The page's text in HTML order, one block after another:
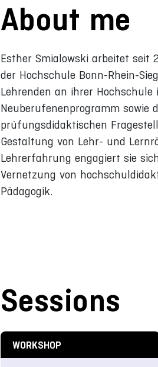
About me
Esther Smialowski arbeitet seit
der Hochschule Bonn-Rhein-
Lehrenden an ihrer
Neuberufenenprogramm
prüfungsdidaktischen
Gestaltung von Lehr- und
Lehrerfahrung engagiert sie
Vernetzung von
Pädagogik.
Sessions
WORKSHOP